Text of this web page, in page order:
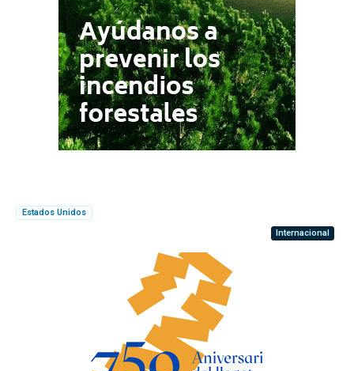
Estados Unidos
Internacional